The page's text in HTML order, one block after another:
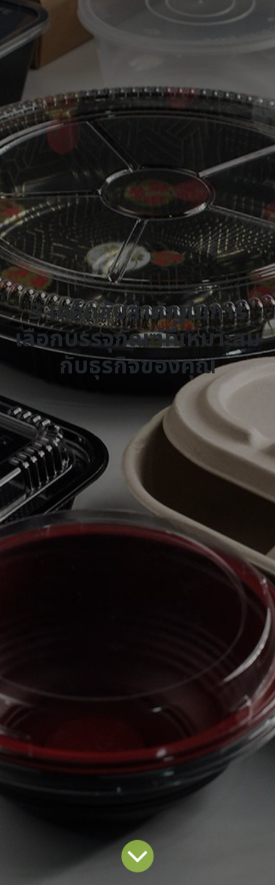
3 เคล็ดลับสำคัญในการ
เลือกบรรจุภัณฑ์ที่เหมาะสม
กับธุรกิจของคุณ